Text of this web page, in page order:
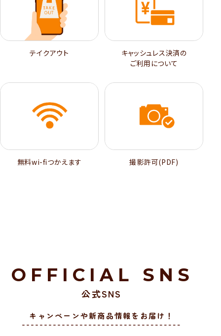
テイクアウト
キャッシュレス決済の
ご利用について
無料wi-ﬁつかえます 撮影許可(PDF)
OFFICIAL SNS
公式SNS
キャンペーンや新商品情報をお届け！